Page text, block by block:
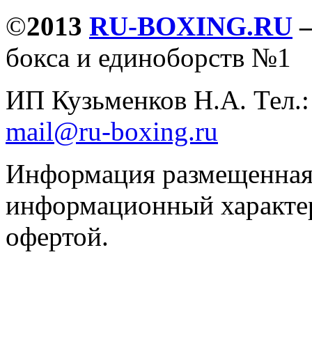
©2013 RU-BOXING.RU
бокса и единоборств №1
ИП Кузьменков Н.А.
mail@ru-boxing.ru
Информация
информационный
офертой.